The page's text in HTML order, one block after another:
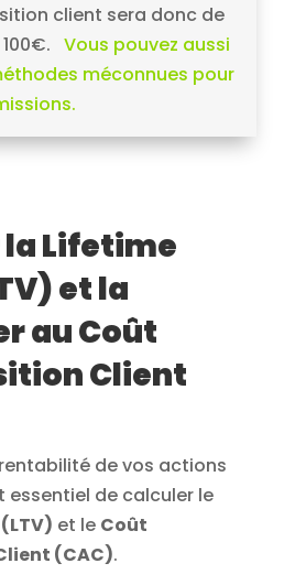
client sera donc de
Vous pouvez aussi
méconnues pour
Lifetime
et la
au Coût
Client
de vos actions
essentiel de calculer le
et le Coût
(CAC).